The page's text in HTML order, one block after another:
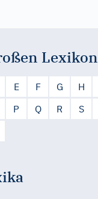
Lexikon
E F G H
P Q R S